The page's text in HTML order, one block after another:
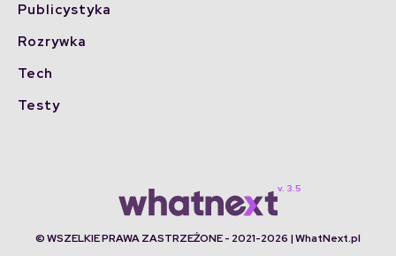
Publicystyka
Rozrywka
Tech
Testy
© WSZELKIE PRAWA ZASTRZEŻONE - 2021-2026 | WhatNext.pl